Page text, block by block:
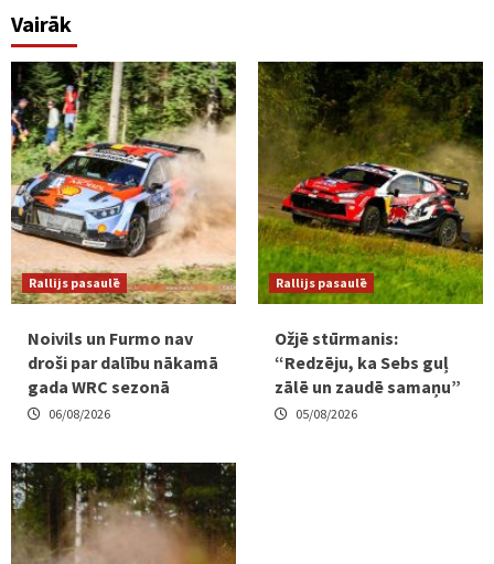
Vairāk
Rallijs pasaulē
Noivils un Furmo nav
droši par dalību nākamā
gada WRC sezonā
06/08/2026
Rallijs pasaulē
Ožjē stūrmanis:
“Redzēju, ka Sebs guļ
zālē un zaudē samaņu”
05/08/2026